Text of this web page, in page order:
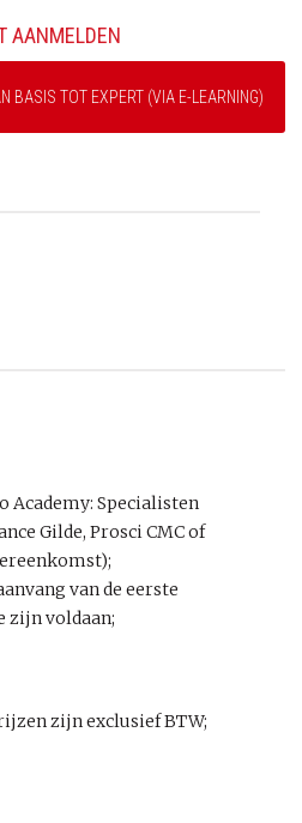
AANMELDEN
BASIS TOT EXPERT (VIA E-LEARNING)
Academy: Specialisten
Gilde, Prosci CMC of
van de eerste
zijn voldaan;
zijn exclusief BTW;